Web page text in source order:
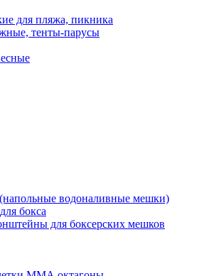
для пляжа, пикника
тенты-парусы
водоналивные мешки)
бокса
для боксерских мешков